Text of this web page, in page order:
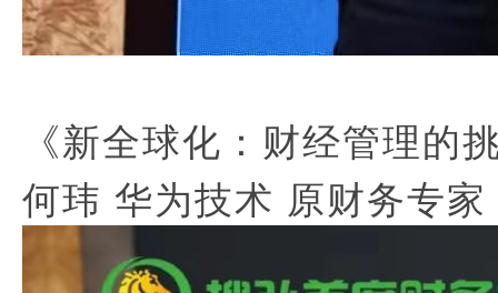
《新全球化：财经管理的
何玮 华为技术 原财务专家